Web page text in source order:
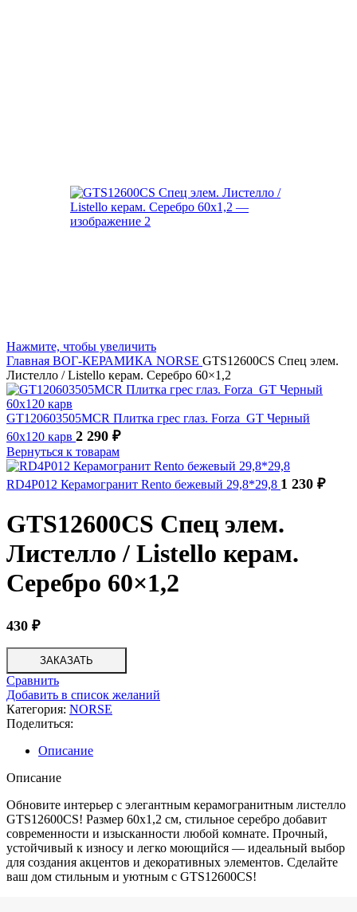
Нажмите, чтобы увеличить
Главная ВОГ-КЕРАМИКА NORSE GTS12600CS Спец элем.
Листелло / Listello керам. Серебро 60×1,2
GT120603505MCR Плитка грес глаз. Forza_GT Черный
60x120 карв 2 290 ₽
Вернуться к товарам
RD4P012 Керамогранит Rento бежевый 29,8*29,8 1 230 ₽
GTS12600CS Спец элем.
Листелло / Listello керам.
Серебро 60×1,2
430 ₽
ЗАКАЗАТЬ
Сравнить
Добавить в список желаний
Категория: NORSE
Поделиться:
Описание
Описание
Обновите интерьер с элегантным керамогранитным листелло
GTS12600CS! Размер 60х1,2 см, стильное серебро добавит
современности и изысканности любой комнате. Прочный,
устойчивый к износу и легко моющийся — идеальный выбор
для создания акцентов и декоративных элементов. Сделайте
ваш дом стильным и уютным с GTS12600CS!